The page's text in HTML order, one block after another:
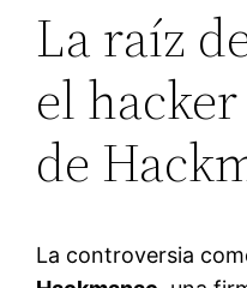
La raíz
el
de
La controversia